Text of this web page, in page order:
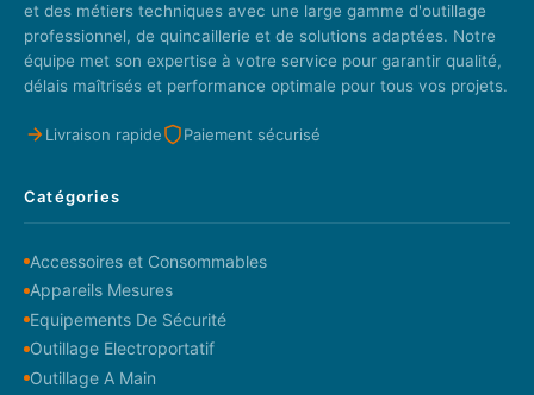
et des métiers techniques avec une large gamme d'outillage
professionnel, de quincaillerie et de solutions adaptées. Notre
équipe met son expertise à votre service pour garantir qualité,
délais maîtrisés et performance optimale pour tous vos projets.
Livraison rapide Paiement sécurisé
Catégories
Accessoires et Consommables
Appareils Mesures
Equipements De Sécurité
Outillage Electroportatif
Outillage A Main